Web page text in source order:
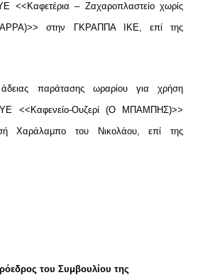
<<Καφετέρια – Ζαχαροπλαστείο χωρίς
στην ΓΚΡΑΠΠΑ ΙΚΕ, επί της
παράτασης ωραρίου για χρήση
<<Καφενείο-Ουζερί (Ο
ΜΠΑΜΠΗΣ)>>
Χαράλαμπο του Νικολάου, επί της
του Συμβουλίου της